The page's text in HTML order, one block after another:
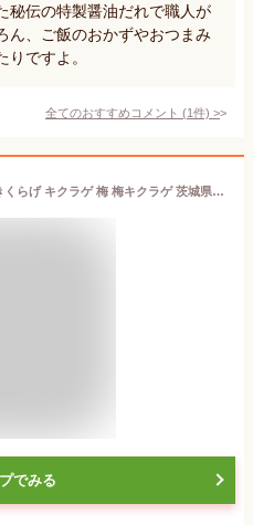
秘伝の特製醤油だれで職人が
ん、ご飯のおかずやおつまみ
りですよ。
全てのおすすめコメント (1件) >
梅きくらげ 100g 2個セット きくらげ キクラゲ 梅 梅キクラゲ 茨城県 お酒に入れる パスタソース ご飯 ご飯のお供 食べるお酒 出汁割 梅きくらげ割
でみる